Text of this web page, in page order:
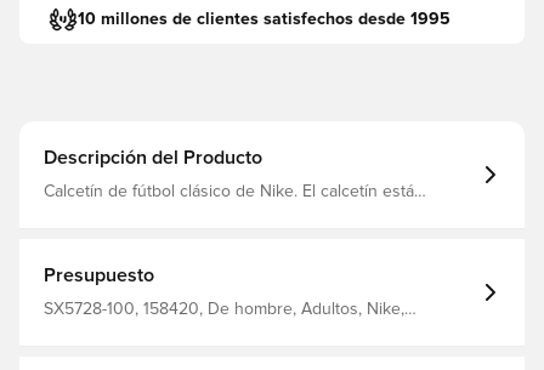
10 millones de clientes satisfechos desde 1995
Descripción del Producto
Calcetín de fútbol clásico de Nike. El calcetín está
Presupuesto
SX5728-100, 158420, De hombre, Adultos, Nike,